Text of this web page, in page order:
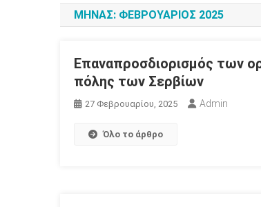
ΜΉΝΑΣ: ΦΕΒΡΟΥΆΡΙΟΣ 2025
Επαναπροσδιορισμός των
πόλης των Σερβίων
27 Φεβρουαρίου, 2025 Admin
Όλο το άρθρο